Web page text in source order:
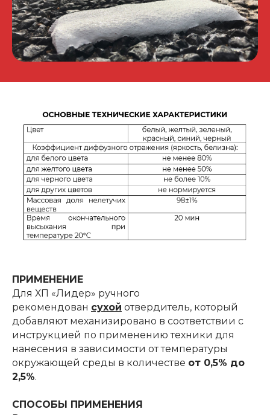
ПРИМЕНЕНИЕ
Для ХП «Лидер» ручного
рекомендован сухой отвердитель, который
добавляют механизировано в соответствии с
инструкцией по применению техники для
нанесения в зависимости от температуры
окружающей среды в количестве от 0,5% до
2,5%.
СПОСОБЫ ПРИМЕНЕНИЯ